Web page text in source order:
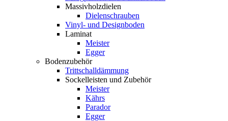
Massivholzdielen
Dielenschrauben
Vinyl- und Designboden
Laminat
Meister
Egger
Bodenzubehör
Trittschalldämmung
Sockelleisten und Zubehör
Meister
Kährs
Parador
Egger